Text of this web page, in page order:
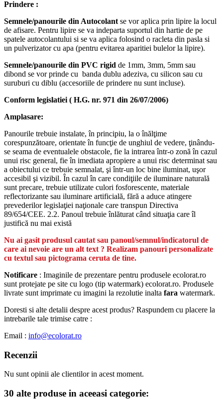
Prindere :
Semnele/panourile din Autocolant se vor aplica prin lipire la locul
de afisare. Pentru lipire se va indeparta suportul din hartie de pe
spatele autocolantului si se va aplica folosind o racleta din pasla si
un pulverizator cu apa (pentru evitarea aparitiei bulelor la lipire).
Semnele/panourile din PVC rigid de 1mm, 3mm, 5mm sau
dibond se vor prinde cu banda dublu adeziva, cu silicon sau cu
suruburi cu diblu (accesoriile de prindere nu sunt incluse).
Conform legislatiei ( H.G. nr. 971 din 26/07/2006)
Amplasare:
Panourile trebuie instalate, în principiu, la o înălţime
corespunzătoare, orientate în funcţie de unghiul de vedere, ţinându-
se seama de eventualele obstacole, fie la intrarea într-o zonă în cazul
unui risc general, fie în imediata apropiere a unui risc determinat sau
a obiectului ce trebuie semnalat, şi într-un loc bine iluminat, uşor
accesibil şi vizibil. În cazul în care condiţiile de iluminare naturală
sunt precare, trebuie utilizate culori fosforescente, materiale
reflectorizante sau iluminare artificială, fără a aduce atingere
prevederilor legislaţiei naţionale care transpun Directiva
89/654/CEE. 2.2. Panoul trebuie înlăturat când situaţia care îl
justifică nu mai există
Nu ai gasit produsul cautat sau panoul/semnul/indicatorul de
care ai nevoie are un alt text ? Realizam panouri personalizate
cu textul sau pictograma ceruta de tine.
Notificare : Imaginile de prezentare pentru produsele ecolorat.ro
sunt protejate pe site cu logo (tip watermark) ecolorat.ro. Produsele
livrate sunt imprimate cu imagini la rezolutie inalta fara watermark.
Doresti si alte detalii despre acest produs? Raspundem cu placere la
intrebarile tale trimise catre :
Email : info@ecolorat.ro
Recenzii
Nu sunt opinii ale clientilor in acest moment.
30 alte produse in aceeasi categorie: